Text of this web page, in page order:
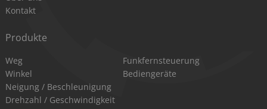
Kontakt
Produkte
Navigation
überspringen
Weg
Winkel
Neigung / Beschleunigung
Drehzahl / Geschwindigkeit
Navigation
überspringen
Funkfernsteuerung
Bediengeräte